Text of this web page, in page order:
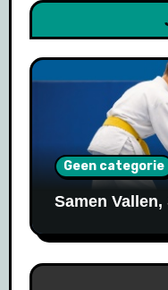
Geen categorie
Samen